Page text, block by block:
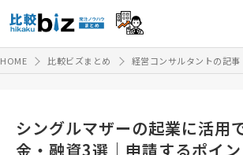
HOME 比較ビズまとめ 経営コンサルタントの記事
シングルマザーの起業に活用
金・融資3選｜申請するポイ